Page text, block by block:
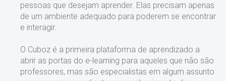
pessoas que desejam aprender. Elas precisam apenas
de um ambiente adequado para poderem se encontrar
e interagir.
O Cuboz é a primeira plataforma de aprendizado a
abrir as portas do e-learning para aqueles que não são
professores, mas são especialistas em algum assunto